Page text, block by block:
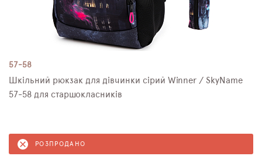
57-58
Шкільний рюкзак для дівчинки сірий Winner / SkyNamе
57-58 для старшокласників
РОЗПРОДАНО